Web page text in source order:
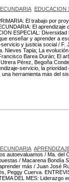
EDUCACION
El trabajo por
El aprendizaje
ESPECIAL:
enseñar y aprender a
y justicia social / F.
Nieves Tapia; La
Barea Durán; El
Pérez, Begoña
servicio, la
herramienta más del
autoevaluamos / Ma.
/ Macarena Bondía
más / Juan José
Peggy Cuerva.
DEL MES: Liderazgo